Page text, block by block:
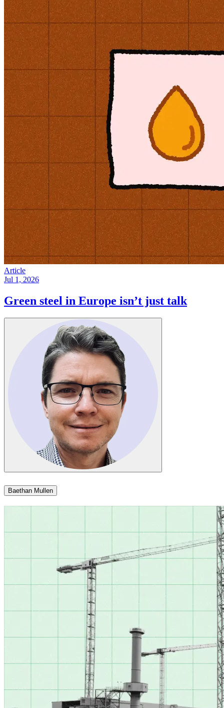
Article
Jul 1, 2026
Green steel in Europe isn’t just talk​​​​‌ ‍ ​‍​‍‌‍ ‌ ​‍‌‍‍‌‌‍‌ ‌‍‍‌‌‍ ‍​‍​‍​ ‍‍​‍​‍‌ ​ ‌‍​‌‌‍ ‍‌‍‍‌‌ ‌​‌ ‍‌​‍ ‍‌‍‍‌‌‍ ​‍​‍​‍ ​​‍​‍‌‍‍​‌ ​‍‌‍‌‌‌‍‌‍​‍​‍​ ‍‍​‍​‍‌‍‍​‌ ‌​‌ ‌​‌ ​​​ ‍‍​‍ ​‍ ‌‍ ​‌‍ ‌‍​ ‌‍​‌‌‍ ​‌‍‍​‌‍ ‌ ​ ‌ ‌​​ ‍‍​ ​ ​ ​ ​ ​ ​ ​ ​‍ ‌‍‍‌‌‍ ‍‌ ‌​‌‍‌‌‌‍ ‍‌ ‌​​‍ ‌‍‌‌‌‍‌​‌‍‍‌‌ ‌​​‍ ‌‍ ‌‌‍ ‌‍‌​‌‍‌‌​ ‌‌ ​​‌ ​‍‌‍‌‌‌ ​ ‌‍‌‌‌‍ ‍‌ ‌​‌‍​‌‌ ‌​‌‍‍‌‌‍ ‌‍ ‍​ ‍ ‌‍‍‌‌‍‌​​ ‌​ ‌ ​ ‌‍​ ​ ​ ‌‌‌‍‌‌​ ​‌​ ‍​‌‍‌‍​‍ ‌‌‍‌‌​ ​​​ ​‌​ ‌ ​‍ ‌​ ‌​‌‍​ ‌‍‌​​ ‍​​‍ ‌​ ‍‌‌‍‌‍‌‍‌​​ ‌ ​‍ ‌‌‍‌‍​ ​‍​ ‌ ​ ​ ​ ​‍​ ‍​​ ​​​ ‍‌​ ​​​ ‌ ‌‍‌‍‌‍​‌​ ‍ ‌ ‌​‌ ‍‌‌ ​​‌‍‌‌​ ‌‌‍ ‍‌‍‌‌‌ ‌ ‌ ​ ​ ‍ ‌ ​​‌‍​‌‌ ‌​‌‍‍​​ ‌‌ ‌​‌‍‍‌‌ ‌​‌‍ ​‌‍‌‌​ ‌‍​‍‌‍​‌‌ ​ ‌‍‌‌‌‌‌‌‌ ​‍‌‍ ​​ ‌‌‍‍​‌ ‌​‌ ‌​‌ ​​​‍‌‌​ ​ ‌​​‌​‍‌‌​ ​‍‌​‌‍​‍‌‌​ ​‍‌​‌‍‌‍ ​‌‍ ‌‍​ ‌‍​‌‌‍ ​‌‍‍​‌‍ ‌ ​ ‌ ‌​​‍‌‌​ ​ ‌​​‌​ ​ ​ ​ ​ ​ ​ ​ ​‍‌‍‌‍‍‌‌‍‌​​ ‌​ ‌ ​ ‌‍​ ​ ​ ‌‌‌‍‌‌​ ​‌​ ‍​‌‍‌‍​‍ ‌‌‍‌‌​ ​​​ ​‌​ ‌ ​‍ ‌​ ‌​‌‍​ ‌‍‌​​ ‍​​‍ ‌​ ‍‌‌‍‌‍‌‍‌​​ ‌ ​‍ ‌‌‍‌‍​ ​‍​ ‌ ​ ​ ​ ​‍​ ‍​​ ​​​ ‍‌​ ​​​ ‌ ‌‍‌‍‌‍​‌​‍‌‍‌ ‌​‌ ‍‌‌ ​​‌‍‌‌​ ‌‌‍ ‍‌‍‌‌‌ ‌ ‌ ​ ​‍‌‍‌ ​​‌‍​‌‌ ‌​‌‍‍​​ ‌‌ ‌​‌‍‍‌‌ ‌​‌‍ ​‌‍‌‌​‍‌‍‌ ​​‌‍‌‌‌ ​‍‌ ​ ‌ ​​‌‍‌‌‌‍​ ‌ ‌​‌‍‍‌‌ ‌‍‌‍‌‌​ ‌‌ ​​‌ ‌‌‌‍​‍‌‍ ​‌‍‍‌‌ ​ ‌‍‍​‌‍‌‌‌‍‌​​‍​‍‌ ‌
Baethan Mullen​​​​‌ ‍ ​‍​‍‌‍ ‌ ​‍‌‍‍‌‌‍‌ ‌‍‍‌‌‍ ‍​‍​‍​ ‍‍​‍​‍‌ ​ ‌‍​‌‌‍ ‍‌‍‍‌‌ ‌​‌ ‍‌​‍ ‍‌‍‍‌‌‍ ​‍​‍​‍ ​​‍​‍‌‍‍​‌ ​‍‌‍‌‌‌‍‌‍​‍​‍​ ‍‍​‍​‍‌‍‍​‌ ‌​‌ ‌​‌ ​​​ ‍‍​‍ ​‍ ‌‍ ​‌‍ ‌‍​ ‌‍​‌‌‍ ​‌‍‍​‌‍ ‌ ​ ‌ ‌​​ ‍‍​ ​ ​ ​ ​ ​ ​ ​ ​‍ ‌‍‍‌‌‍ ‍‌ ‌​‌‍‌‌‌‍ ‍‌ ‌​​‍ ‌‍‌‌‌‍‌​‌‍‍‌‌ ‌​​‍ ‌‍ ‌‌‍ ‌‍‌​‌‍‌‌​ ‌‌ ​​‌ ​‍‌‍‌‌‌ ​ ‌‍‌‌‌‍ ‍‌ ‌​‌‍​‌‌ ‌​‌‍‍‌‌‍ ‌‍ ‍​ ‍ ‌‍‍‌‌‍‌​​ ‌​ ​‍‌‍​‍​ ‌​​ ​‌​ ​‍‌‍​‍‌‍​‌‌‍​‌​‍ ‌​ ‍​​ ​​​ ‍‌​ ​‍​‍ ‌​ ‌​‌‍​‍​ ‍​​ ‌ ​‍ ‌‌‍​‍‌‍‌​‌‍‌‌​ ‌‌​‍ ‌​ ​ ‌‍‌​‌‍​‌​ ‌​​ ‌‌​ ​‍​ ‍​​ ‍‌​ ‍‌​ ​ ​ ​ ​ ‍‌​ ‍ ‌ ‌​‌ ‍‌‌ ​​‌‍‌‌​ ‌‌‍​‌‌ ‌‌‌ ‌​‌‍‍​‌‍ ‌ ​‍​ ‍ ‌ ​​‌‍​‌‌ ‌​‌‍‍​​ ‌‌‍ ‍‌‍​‌‌‍ ‌‌‍‌‌​ ‌‍​‍‌‍​‌‌ ​ ‌‍‌‌‌‌‌‌‌ ​‍‌‍ ​​ ‌‌‍‍​‌ ‌​‌ ‌​‌ ​​​‍‌‌​ ​ ‌​​‌​‍‌‌​ ​‍‌​‌‍​‍‌‌​ ​‍‌​‌‍‌‍ ​‌‍ ‌‍​ ‌‍​‌‌‍ ​‌‍‍​‌‍ ‌ ​ ‌ ‌​​‍‌‌​ ​ ‌​​‌​ ​ ​ ​ ​ ​ ​ ​ ​‍‌‍‌‍‍‌‌‍‌​​ ‌​ ​‍‌‍​‍​ ‌​​ ​‌​ ​‍‌‍​‍‌‍​‌‌‍​‌​‍ ‌​ ‍​​ ​​​ ‍‌​ ​‍​‍ ‌​ ‌​‌‍​‍​ ‍​​ ‌ ​‍ ‌‌‍​‍‌‍‌​‌‍‌‌​ ‌‌​‍ ‌​ ​ ‌‍‌​‌‍​‌​ ‌​​ ‌‌​ ​‍​ ‍​​ ‍‌​ ‍‌​ ​ ​ ​ ​ ‍‌​‍‌‍‌ ‌​‌ ‍‌‌ ​​‌‍‌‌​ ‌‌‍​‌‌ ‌‌‌ ‌​‌‍‍​‌‍ ‌ ​‍​‍‌‍‌ ​​‌‍​‌‌ ‌​‌‍‍​​ ‌‌‍ ‍‌‍​‌‌‍ ‌‌‍‌‌​‍‌‍‌ ​​‌‍‌‌‌ ​‍‌ ​ ‌ ​​‌‍‌‌‌‍​ ‌ ‌​‌‍‍‌‌ ‌‍‌‍‌‌​ ‌‌ ​​‌ ‌‌‌‍​‍‌‍ ​‌‍‍‌‌ ​ ‌‍‍​‌‍‌‌‌‍‌​​‍​‍‌ ‌